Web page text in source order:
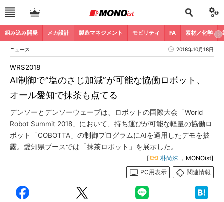
組み込み開発 メカ設計 製造マネジメント モビリティ FA 素材／化学
ニュース 2018年10月18日
AI制御で“塩のさじ加減”が可能な協働ロボット、
オール愛知で抹茶も点てる
WRS2018
デンソーとデンソーウェーブは、ロボットの国際大会「World
Robot Summit 2018」において、持ち運びが可能な軽量の協働ロ
ボット「COBOTTA」の制御プログラムにAIを適用したデモを披
露。愛知県ブースでは「抹茶ロボット」を展示した。
[ 朴尚洙 ，MONOist]
PC用表示
関連情報